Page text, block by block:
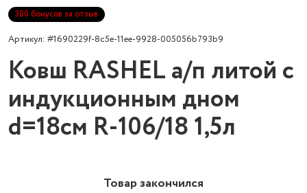
300 бонусов за отзыв
Артикул: #1690229f-8c5e-11ee-9928-005056b793b9
Ковш RASHEL а/п литой с
индукционным дном
d=18см R-106/18 1,5л
Товар закончился